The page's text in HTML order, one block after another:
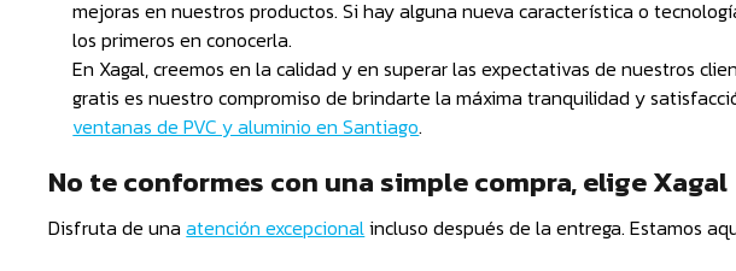
mejoras en nuestros productos. Si hay alguna nueva característica o
los primeros en conocerla.
En Xagal, creemos en la calidad y en superar las expectativas de nuestros
gratis es nuestro compromiso de brindarte la máxima tranquilidad y
ventanas de PVC y aluminio en Santiago.
No te conformes con una simple compra, elige Xagal
Disfruta de unaatención excepcionalincluso después de la entrega. Estamos